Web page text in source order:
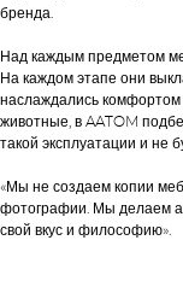
бренда.
Над каждым предметом
На каждом этапе они
наслаждались комфортом
животные, в AATOM
такой эксплуатации и не
«Мы не создаем копии
фотографии. Мы делаем
свой вкус и философию».